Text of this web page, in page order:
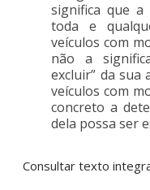
significa que a
toda e
veículos com
não a
excluir” da sua
veículos com
concreto a
dela possa ser
Consultar texto